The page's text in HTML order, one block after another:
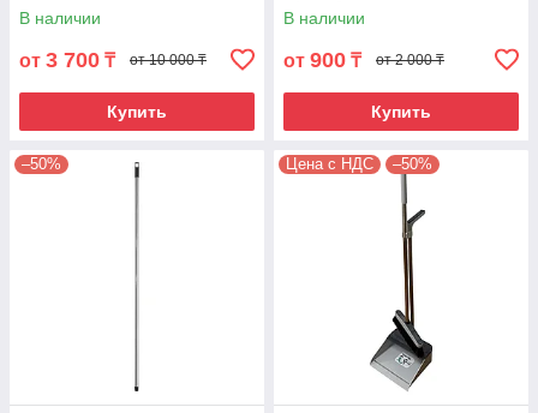
В наличии
от 3 700 ₸ от 10 000 ₸
Купить
В наличии
от 900 ₸ от 2 000 ₸
Купить
–50% Цена с НДС –50%